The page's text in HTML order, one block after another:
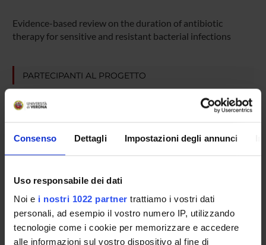
Consenso Dettagli Impostazioni degli annunci
Uso responsabile dei dati
Noi e i nostri 1022 partner trattiamo i vostri dati
personali, ad esempio il vostro numero IP, utilizzando
tecnologie come i cookie per memorizzare e accedere
alle informazioni sul vostro dispositivo al fine di
Evidence-based review on the duration of antibiotic
therapy for sensitive and resistant bacterial infections
PARTECIPANTI AL PROGETTO
Evelina Tacconelli
Professore ordinario
Infectious Diseases (DDSP)
Infectious Diseases (DNBM)